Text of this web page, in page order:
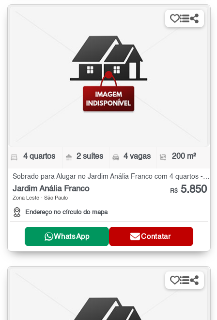
4 quartos 2 suítes 4 vagas 200 m²
Sobrado para Alugar no Jardim Anália Franco com 4 quartos - 200 m²
Jardim Anália Franco
Zona Leste - São Paulo
Endereço no círculo do mapa
R$ 5.850
WhatsApp Contatar